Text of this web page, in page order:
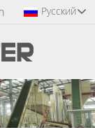
Русский